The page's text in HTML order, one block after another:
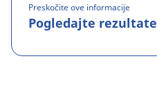
Preskočite ove informacije
Pogledajte rezultate